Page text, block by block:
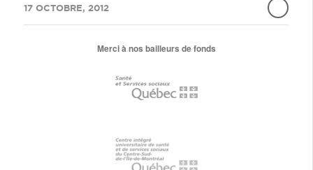
17 OCTOBRE, 2012
/
Merci à nos bailleurs de fonds